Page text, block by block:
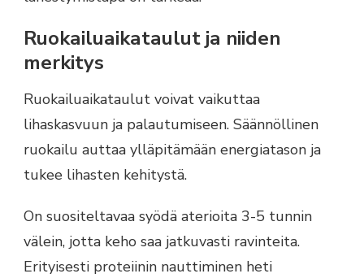
Ruokailuaikataulut ja niiden
merkitys
Ruokailuaikataulut voivat vaikuttaa
lihaskasvuun ja palautumiseen. Säännöllinen
ruokailu auttaa ylläpitämään energiatason ja
tukee lihasten kehitystä.
On suositeltavaa syödä aterioita 3-5 tunnin
välein, jotta keho saa jatkuvasti ravinteita.
Erityisesti proteiinin nauttiminen heti